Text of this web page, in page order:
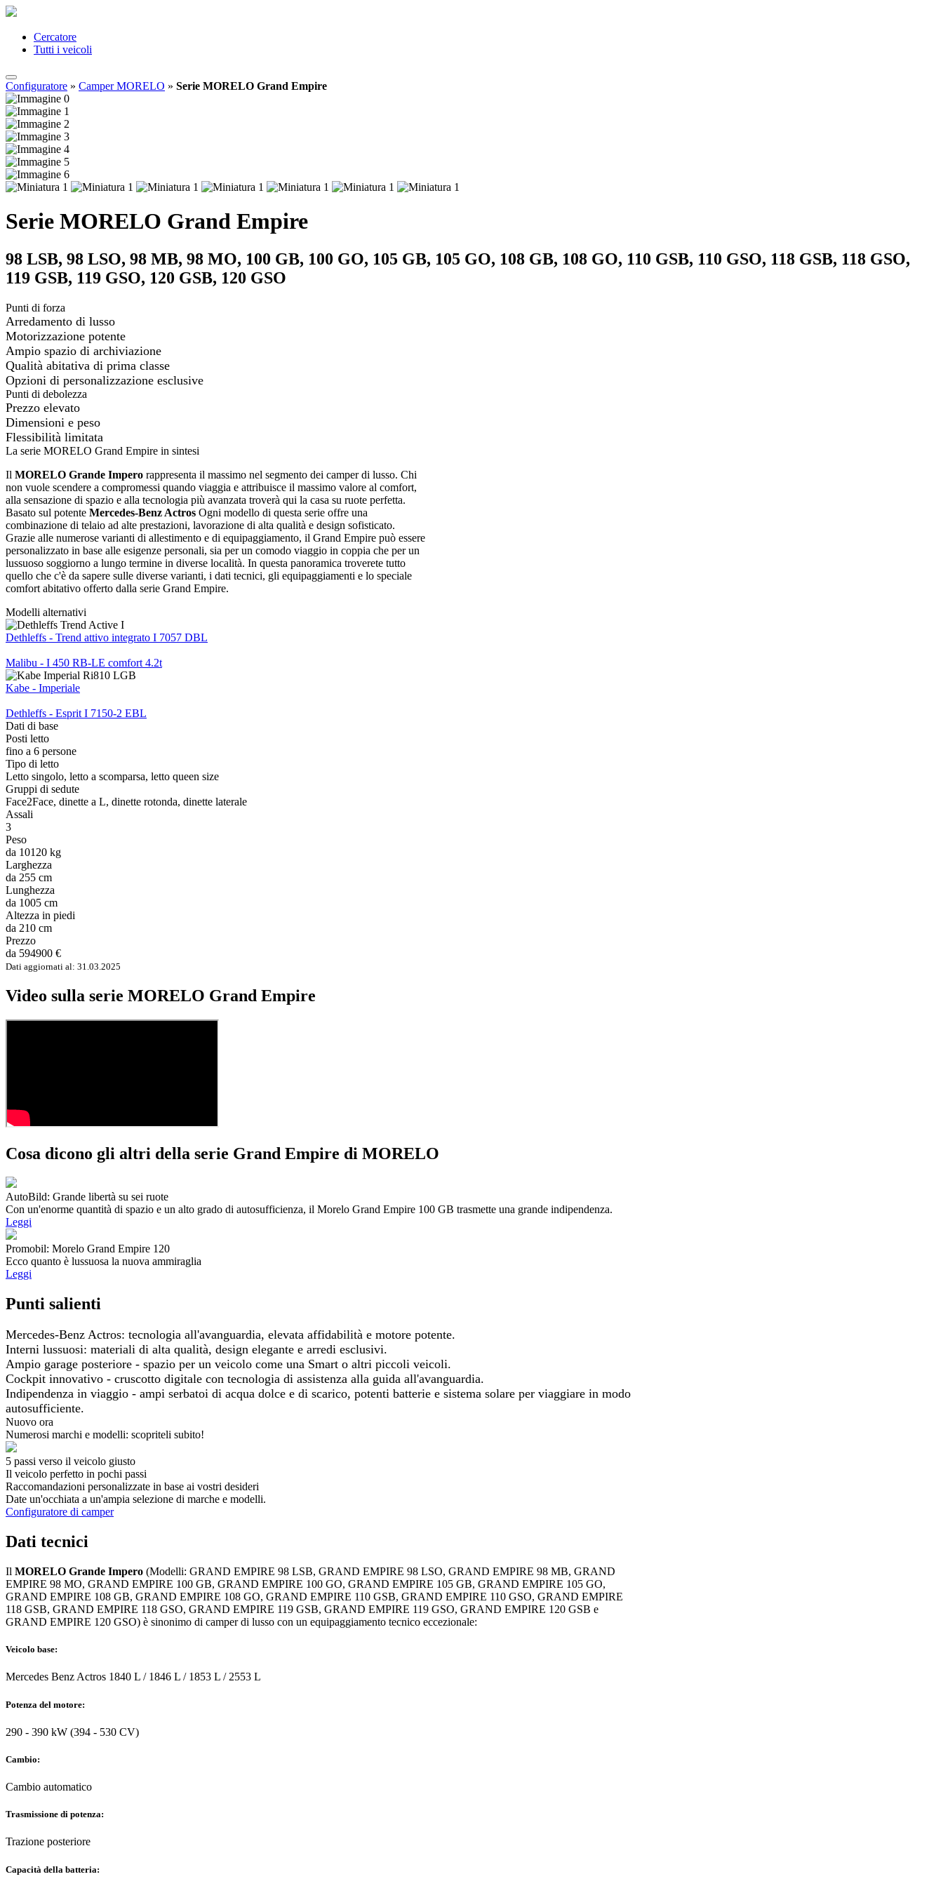
Cercatore
Tutti i veicoli
Configuratore » Camper MORELO » Serie MORELO Grand Empire
Serie MORELO Grand Empire
98 LSB, 98 LSO, 98 MB, 98 MO, 100 GB, 100 GO, 105 GB, 105 GO, 108 GB, 108 GO, 110 GSB, 110 GSO, 118 GSB, 118 GSO,
119 GSB, 119 GSO, 120 GSB, 120 GSO
Punti di forza
Arredamento di lusso
Motorizzazione potente
Ampio spazio di archiviazione
Qualità abitativa di prima classe
Opzioni di personalizzazione esclusive
Punti di debolezza
Prezzo elevato
Dimensioni e peso
Flessibilità limitata
La serie MORELO Grand Empire in sintesi
Il MORELO Grande Impero rappresenta il massimo nel segmento dei camper di lusso. Chi
non vuole scendere a compromessi quando viaggia e attribuisce il massimo valore al comfort,
alla sensazione di spazio e alla tecnologia più avanzata troverà qui la casa su ruote perfetta.
Basato sul potente Mercedes-Benz Actros Ogni modello di questa serie offre una
combinazione di telaio ad alte prestazioni, lavorazione di alta qualità e design sofisticato.
Grazie alle numerose varianti di allestimento e di equipaggiamento, il Grand Empire può essere
personalizzato in base alle esigenze personali, sia per un comodo viaggio in coppia che per un
lussuoso soggiorno a lungo termine in diverse località. In questa panoramica troverete tutto
quello che c'è da sapere sulle diverse varianti, i dati tecnici, gli equipaggiamenti e lo speciale
comfort abitativo offerto dalla serie Grand Empire.
Modelli alternativi
Dethleffs - Trend attivo integrato I 7057 DBL
Malibu - I 450 RB-LE comfort 4.2t
Kabe - Imperiale
Dethleffs - Esprit I 7150-2 EBL
Dati di base
Posti letto
fino a 6 persone
Tipo di letto
Letto singolo, letto a scomparsa, letto queen size
Gruppi di sedute
Face2Face, dinette a L, dinette rotonda, dinette laterale
Assali
3
Peso
da 10120 kg
Larghezza
da 255 cm
Lunghezza
da 1005 cm
Altezza in piedi
da 210 cm
Prezzo
da 594900 €
Dati aggiornati al: 31.03.2025
Video sulla serie MORELO Grand Empire
Cosa dicono gli altri della serie Grand Empire di MORELO
AutoBild: Grande libertà su sei ruote
Con un'enorme quantità di spazio e un alto grado di autosufficienza, il Morelo Grand Empire 100 GB trasmette una grande indipendenza.
Leggi
Promobil: Morelo Grand Empire 120
Ecco quanto è lussuosa la nuova ammiraglia
Leggi
Punti salienti
Mercedes-Benz Actros: tecnologia all'avanguardia, elevata affidabilità e motore potente.
Interni lussuosi: materiali di alta qualità, design elegante e arredi esclusivi.
Ampio garage posteriore - spazio per un veicolo come una Smart o altri piccoli veicoli.
Cockpit innovativo - cruscotto digitale con tecnologia di assistenza alla guida all'avanguardia.
Indipendenza in viaggio - ampi serbatoi di acqua dolce e di scarico, potenti batterie e sistema solare per viaggiare in modo
autosufficiente.
Nuovo ora
Numerosi marchi e modelli: scopriteli subito!
5 passi verso il veicolo giusto
Il veicolo perfetto in pochi passi
Raccomandazioni personalizzate in base ai vostri desideri
Date un'occhiata a un'ampia selezione di marche e modelli.
Configuratore di camper
Dati tecnici
Il MORELO Grande Impero (Modelli: GRAND EMPIRE 98 LSB, GRAND EMPIRE 98 LSO, GRAND EMPIRE 98 MB, GRAND
EMPIRE 98 MO, GRAND EMPIRE 100 GB, GRAND EMPIRE 100 GO, GRAND EMPIRE 105 GB, GRAND EMPIRE 105 GO,
GRAND EMPIRE 108 GB, GRAND EMPIRE 108 GO, GRAND EMPIRE 110 GSB, GRAND EMPIRE 110 GSO, GRAND EMPIRE
118 GSB, GRAND EMPIRE 118 GSO, GRAND EMPIRE 119 GSB, GRAND EMPIRE 119 GSO, GRAND EMPIRE 120 GSB e
GRAND EMPIRE 120 GSO) è sinonimo di camper di lusso con un equipaggiamento tecnico eccezionale:
Veicolo base:
Mercedes Benz Actros 1840 L / 1846 L / 1853 L / 2553 L
Potenza del motore:
290 - 390 kW (394 - 530 CV)
Cambio:
Cambio automatico
Trasmissione di potenza:
Trazione posteriore
Capacità della batteria: